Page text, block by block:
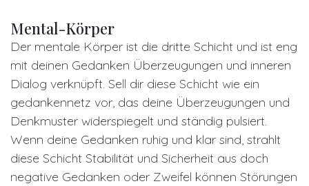
Mental-Körper
Der mentale Körper ist die dritte Schicht und ist eng
mit deinen Gedanken Überzeugungen und inneren
Dialog verknüpft. Sell dir diese Schicht wie ein
gedankennetz vor, das deine Überzeugungen und
Denkmuster widerspiegelt und ständig pulsiert.
Wenn deine Gedanken ruhig und klar sind, strahlt
diese Schicht Stabilität und Sicherheit aus doch
negative Gedanken oder Zweifel können Störungen